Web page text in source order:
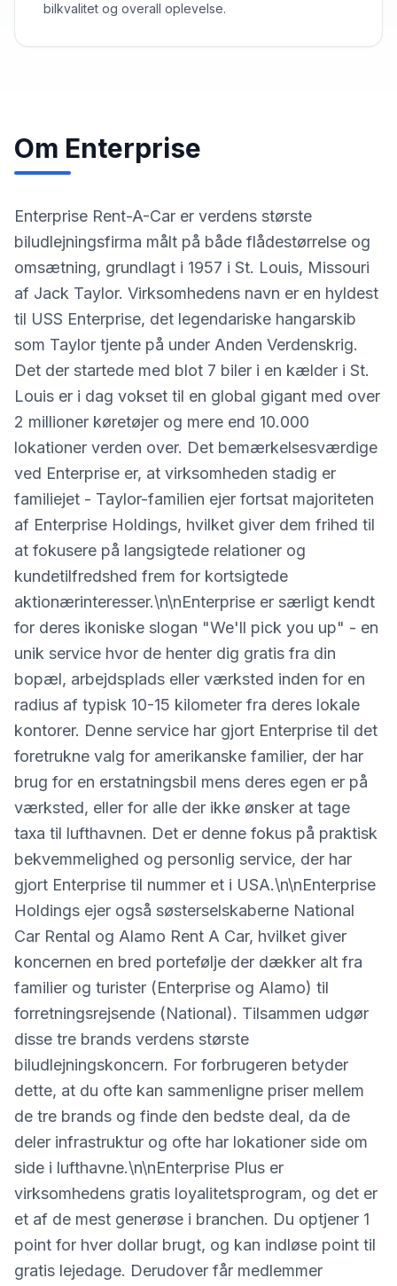
bilkvalitet og overall oplevelse.
Om Enterprise
Enterprise Rent-A-Car er verdens største
biludlejningsfirma målt på både flådestørrelse og
omsætning, grundlagt i 1957 i St. Louis, Missouri
af Jack Taylor. Virksomhedens navn er en hyldest
til USS Enterprise, det legendariske hangarskib
som Taylor tjente på under Anden Verdenskrig.
Det der startede med blot 7 biler i en kælder i St.
Louis er i dag vokset til en global gigant med over
2 millioner køretøjer og mere end 10.000
lokationer verden over. Det bemærkelsesværdige
ved Enterprise er, at virksomheden stadig er
familiejet - Taylor-familien ejer fortsat majoriteten
af Enterprise Holdings, hvilket giver dem frihed til
at fokusere på langsigtede relationer og
kundetilfredshed frem for kortsigtede
aktionærinteresser.\n\nEnterprise er særligt kendt
for deres ikoniske slogan "We'll pick you up" - en
unik service hvor de henter dig gratis fra din
bopæl, arbejdsplads eller værksted inden for en
radius af typisk 10-15 kilometer fra deres lokale
kontorer. Denne service har gjort Enterprise til det
foretrukne valg for amerikanske familier, der har
brug for en erstatningsbil mens deres egen er på
værksted, eller for alle der ikke ønsker at tage
taxa til lufthavnen. Det er denne fokus på praktisk
bekvemmelighed og personlig service, der har
gjort Enterprise til nummer et i USA.\n\nEnterprise
Holdings ejer også søsterselskaberne National
Car Rental og Alamo Rent A Car, hvilket giver
koncernen en bred portefølje der dækker alt fra
familier og turister (Enterprise og Alamo) til
forretningsrejsende (National). Tilsammen udgør
disse tre brands verdens største
biludlejningskoncern. For forbrugeren betyder
dette, at du ofte kan sammenligne priser mellem
de tre brands og finde den bedste deal, da de
deler infrastruktur og ofte har lokationer side om
side i lufthavne.\n\nEnterprise Plus er
virksomhedens gratis loyalitetsprogram, og det er
et af de mest generøse i branchen. Du optjener 1
point for hver dollar brugt, og kan indløse point til
gratis lejedage. Derudover får medlemmer